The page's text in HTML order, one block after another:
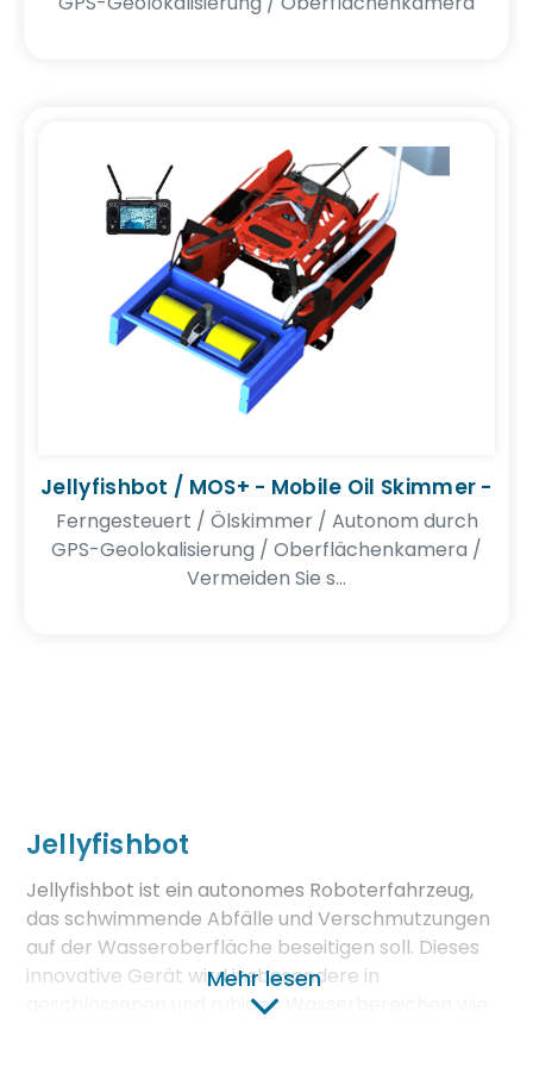
Jellyfishbot / MOS+ - Mobile Oil Skimmer -
Ferngesteuert / Ölskimmer / Autonom durch
GPS-Geolokalisierung / Oberflächenkamera /
Vermeiden Sie s...
Jellyfishbot
Jellyfishbot ist ein autonomes Roboterfahrzeug,
das schwimmende Abfälle und Verschmutzungen
auf der Wasseroberfläche beseitigen soll. Dieses
innovative Gerät wird insbesondere in
geschlossenen und ruhigen Wasserbereichen wie
Mehr lesen